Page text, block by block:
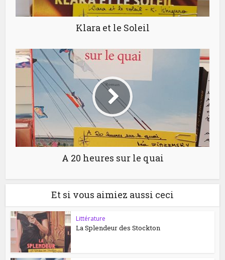
Klara et le Soleil
A 20 heures sur le quai
Et si vous aimiez aussi ceci
Littérature
La Splendeur des Stockton